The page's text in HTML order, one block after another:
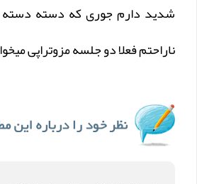
شدید دارم جوری که دسته دسته
ناراحتم فعلا دو جلسه مزوتراپی